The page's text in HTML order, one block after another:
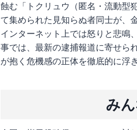
蝕む「トクリュウ（匿名・流動型
て集められた見知らぬ者同士が、
インターネット上では怒りと悲鳴
事では、最新の逮捕報道に寄せら
が抱く危機感の正体を徹底的に浮
み